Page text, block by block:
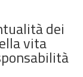
dei
vita